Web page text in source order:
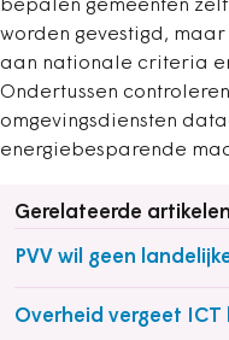
bepalen gemeenten
worden gevestigd,
aan nationale criteria
Ondertussen
omgevingsdiensten
energiebesparende
Gerelateerde artikelen
PVV wil geen
Overheid vergeet